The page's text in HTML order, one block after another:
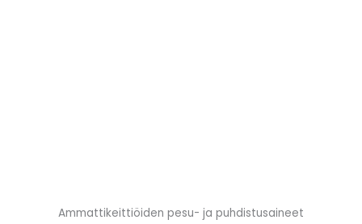
Ammattikeittiöiden pesu- ja puhdistusaineet